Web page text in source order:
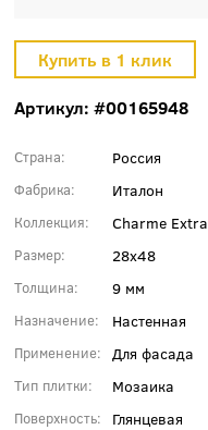
Артикул: #00165948
Страна Россия
Фабрика Италон
Коллекция Charme Extra
Размер 28x48
Толщина 9 мм
Назначение Настенная
Применение Для фасада
Тип плитки Мозаика
Поверхность Глянцевая